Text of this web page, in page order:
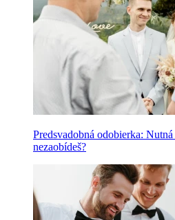
Predsvadobná odobierka:
nezaobídeš?